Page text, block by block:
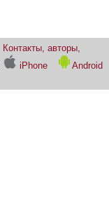
Контакты, авторы,
iPhone
Android